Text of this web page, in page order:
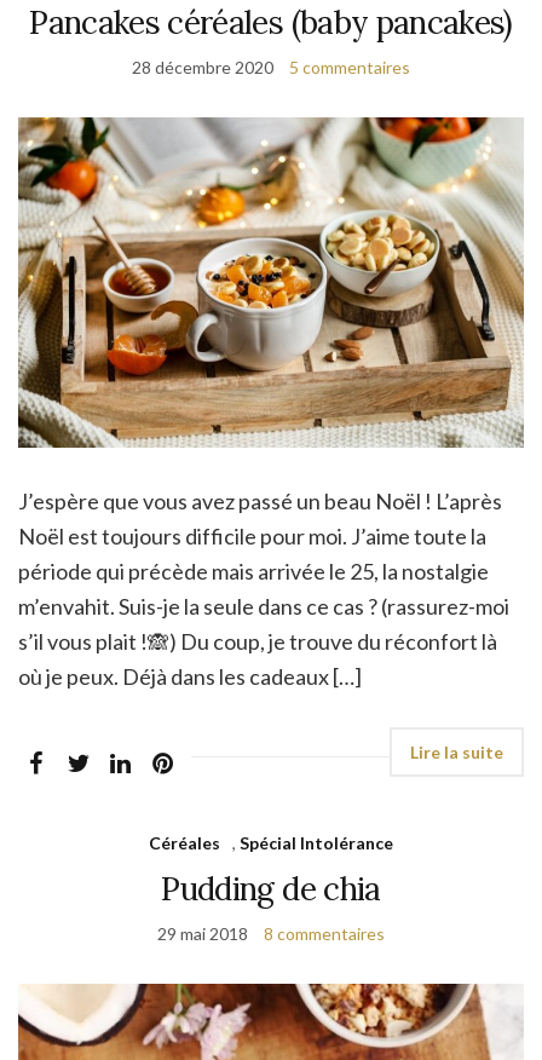
Pancakes céréales (baby pancakes)
28 décembre 2020 5 commentaires
J’espère que vous avez passé un beau Noël ! L’après
Noël est toujours difficile pour moi. J’aime toute la
période qui précède mais arrivée le 25, la nostalgie
m’envahit. Suis-je la seule dans ce cas ? (rassurez-moi
s’il vous plait !🙈) Du coup, je trouve du réconfort là
où je peux. Déjà dans les cadeaux […]
Céréales , Spécial Intolérance
Pudding de chia
29 mai 2018 8 commentaires